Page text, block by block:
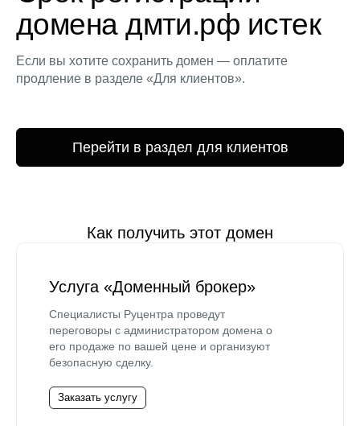
домена дмти.рф истек
Если вы хотите сохранить домен — оплатите
продление в разделе «Для клиентов».
Перейти в раздел для клиентов
Как получить этот домен
Услуга «Доменный брокер»
Специалисты Руцентра проведут
переговоры с администратором домена о
его продаже по вашей цене и организуют
безопасную сделку.
Заказать услугу